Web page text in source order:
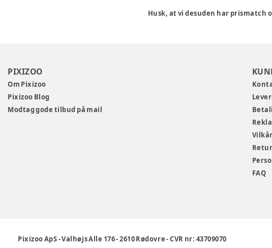
Husk, at vi desuden har prismatch
PIXIZOO
Om Pixizoo
Pixizoo Blog
Modtag gode tilbud på mail
FAQ
Pixizoo ApS-Valhøjs Alle 176-2610 Rødovre-CVR nr: 43709070